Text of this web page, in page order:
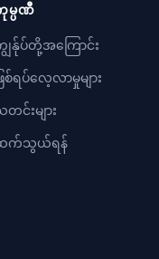
မ္ပဏီ
န်ုပ်တို့အကြောင်း
ြစ်ရပ်လေ့လာမှုများ
င်းများ
က်သွယ်ရန်